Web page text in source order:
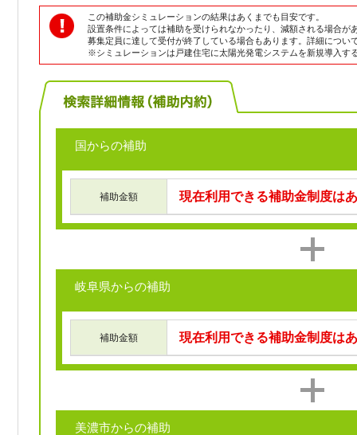
この補助金シミュレーションの結果はあくまでも目安です。
設置条件によっては補助を受けられなかったり、減額される場合が
募集定員に達して受付が終了している場合もあります。詳細につい
※シミュレーションは戸建住宅に太陽光発電システムを新規導入す
国からの補助
補助金額 現在利用できる補助金制度は
岐阜県からの補助
補助金額 現在利用できる補助金制度は
美濃市からの補助